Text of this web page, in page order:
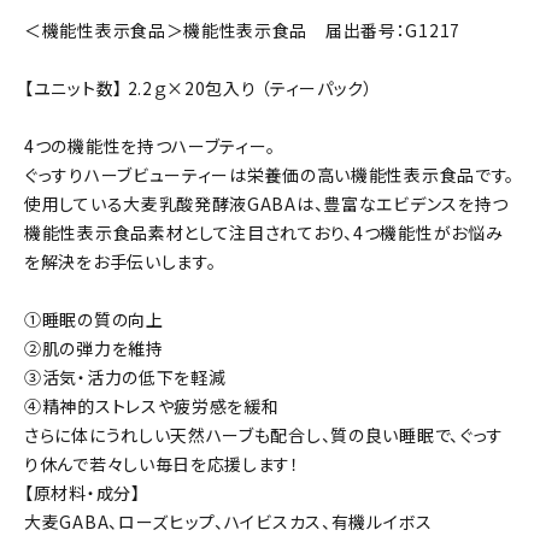
＜機能性表示食品＞機能性表示食品 届出番号：G1217
【ユニット数】 2.2ｇ×20包入り （ティーパック）
4つの機能性を持つハーブティー。
ぐっすりハーブビューティーは栄養価の高い機能性表示食品です。
使用している大麦乳酸発酵液GABAは、豊富なエビデンスを持つ
機能性表示食品素材として注目されており、4つ機能性がお悩み
を解決をお手伝いします。
①睡眠の質の向上
②肌の弾力を維持
③活気・活力の低下を軽減
④精神的ストレスや疲労感を緩和
さらに体にうれしい天然ハーブも配合し、質の良い睡眠で、ぐっす
り休んで若々しい毎日を応援します！
【原材料・成分】
大麦GABA、ローズヒップ、ハイビスカス、有機ルイボス